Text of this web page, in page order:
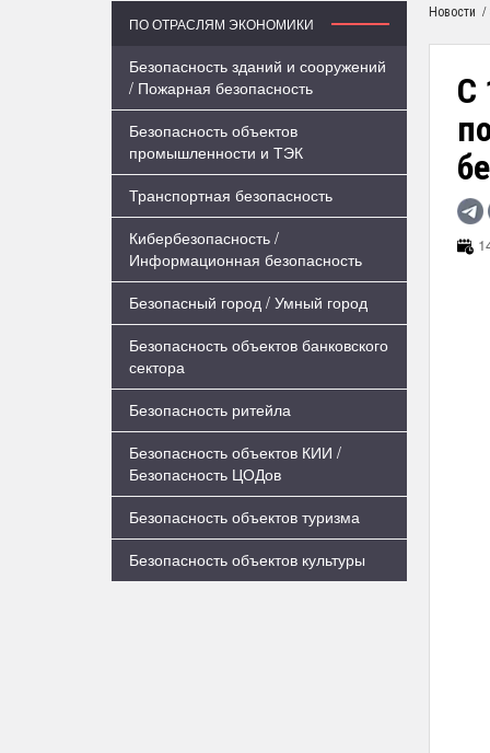
ПО ОТРАСЛЯМ ЭКОНОМИКИ
Безопасность зданий и сооружений
/ Пожарная безопасность
Безопасность объектов
промышленности и ТЭК
Транспортная безопасность
Кибербезопасность /
Информационная безопасность
Безопасный город / Умный город
Безопасность объектов банковского
сектора
Безопасность ритейла
Безопасность объектов КИИ /
Безопасность ЦОДов
Безопасность объектов туризма
Безопасность объектов культуры
Новости /
С